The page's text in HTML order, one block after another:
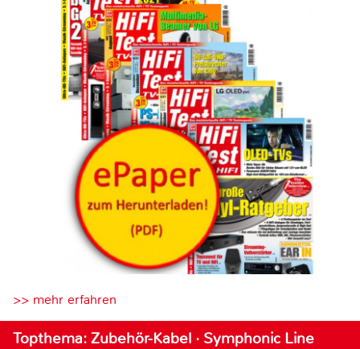
>> mehr erfahren
Topthema: Zubehör-Kabel · Symphonic Line